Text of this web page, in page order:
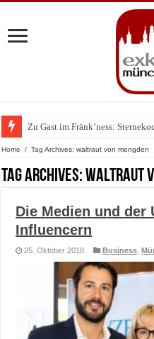
Zu Gast im Fränk’ness:
Warum München gerade zum
Home / Tag Archives: waltraut von mengden
Tag Archives:waltraut
Die Medien und der
Influencern
25. Oktober 2018 Business ,